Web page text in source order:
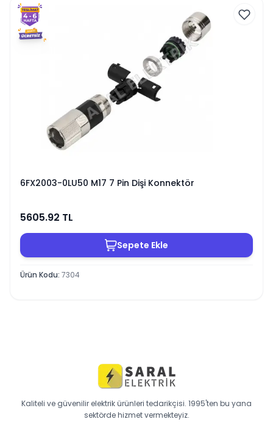
6FX2003-0LU50 M17 7 Pin Dişi Konnektör
5605.92 TL
Sepete Ekle
Ürün Kodu: 7304
Kaliteli ve güvenilir elektrik ürünleri tedarikçisi. 1995'ten bu yana
sektörde hizmet vermekteyiz.